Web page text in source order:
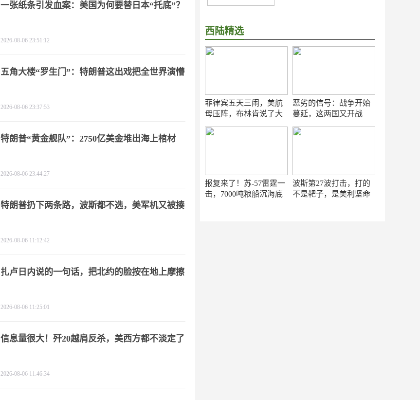
西陆精选
菲律宾五天三闹，美航
母压阵，布林肯说了大
恶劣的信号：战争开始
蔓延，这两国又开战
报复来了！苏-57雷霆一
击，7000吨粮船沉海底
波斯第27波打击，打的
不是靶子，是美利坚命
一张纸条引发血案：美国为何要替日本“托底”？
2026-08-06 23:51:12
五角大楼“罗生门”：特朗普这出戏把全世界演懵
2026-08-06 23:37:53
特朗普“黄金舰队”：2750亿美金堆出海上棺材
2026-08-06 23:44:27
特朗普扔下两条路，波斯都不选，美军机又被揍
2026-08-06 11:12:42
扎卢日内说的一句话，把北约的脸按在地上摩擦
2026-08-06 11:25:01
信息量很大！歼20越肩反杀，美西方都不淡定了
2026-08-06 11:46:34